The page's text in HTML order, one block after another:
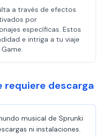
a través de efectos
por
específicas. Estos
e intriga a tu viaje
requiere descarga
musical de Sprunki
ni instalaciones.